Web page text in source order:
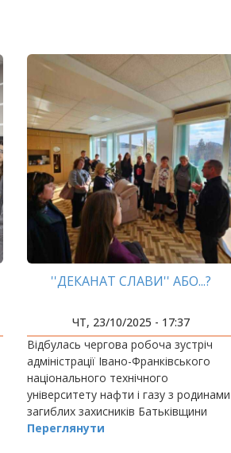
''ДЕКАНАТ СЛАВИ'' АБО...?
ЧТ, 23/10/2025 - 17:37
Відбулась чергова робоча зустріч
адміністрації Івано-Франківського
національного технічного
університету нафти і газу з родинами
загиблих захисників Батьківщини
(студентів та працівників нашого
Переглянути